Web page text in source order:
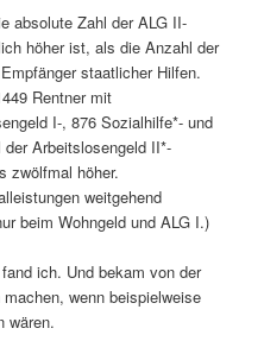
absolute Zahl der ALG II-
höher ist, als die Anzahl der
staatlicher Hilfen.
Rentner mit
I-, 876 Sozialhilfe*- und
der Arbeitslosengeld II*-
zwölfmal höher.
weitgehend
beim Wohngeld und ALG I.)
ich. Und bekam von der
wenn beispielweise
wären.